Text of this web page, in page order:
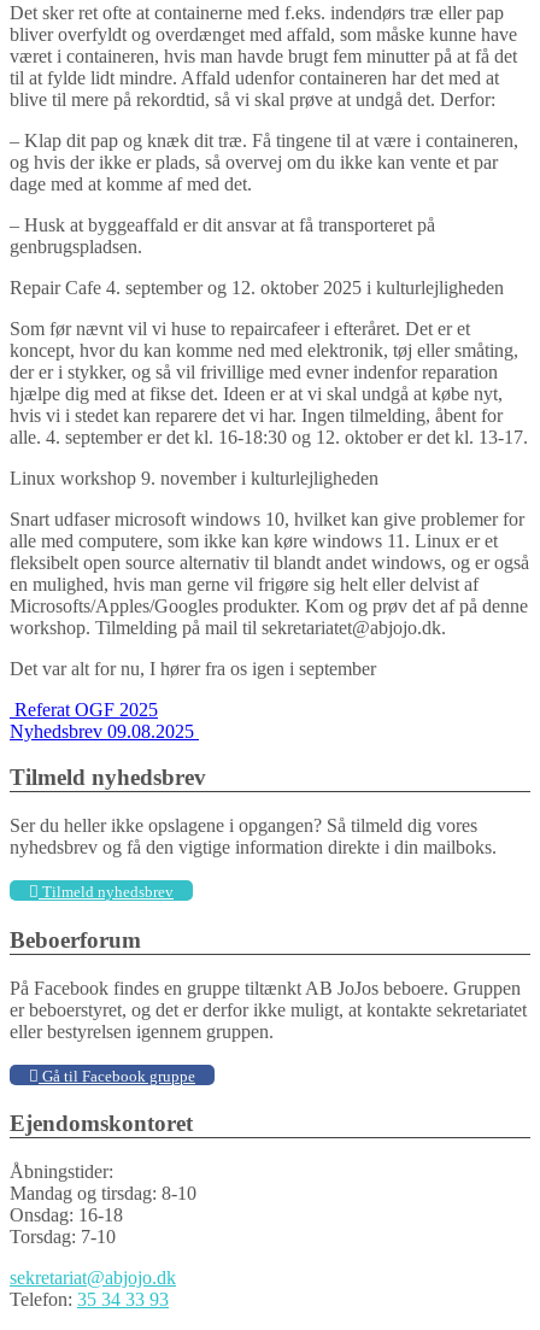
Det sker ret ofte at containerne med f.eks. indendørs træ eller pap
bliver overfyldt og overdænget med affald, som måske kunne have
været i containeren, hvis man havde brugt fem minutter på at få det
til at fylde lidt mindre. Affald udenfor containeren har det med at
blive til mere på rekordtid, så vi skal prøve at undgå det. Derfor:
– Klap dit pap og knæk dit træ. Få tingene til at være i containeren,
og hvis der ikke er plads, så overvej om du ikke kan vente et par
dage med at komme af med det.
– Husk at byggeaffald er dit ansvar at få transporteret på
genbrugspladsen.
Repair Cafe 4. september og 12. oktober 2025 i kulturlejligheden
Som før nævnt vil vi huse to repaircafeer i efteråret. Det er et
koncept, hvor du kan komme ned med elektronik, tøj eller småting,
der er i stykker, og så vil frivillige med evner indenfor reparation
hjælpe dig med at fikse det. Ideen er at vi skal undgå at købe nyt,
hvis vi i stedet kan reparere det vi har. Ingen tilmelding, åbent for
alle. 4. september er det kl. 16-18:30 og 12. oktober er det kl. 13-17.
Linux workshop 9. november i kulturlejligheden
Snart udfaser microsoft windows 10, hvilket kan give problemer for
alle med computere, som ikke kan køre windows 11. Linux er et
fleksibelt open source alternativ til blandt andet windows, og er også
en mulighed, hvis man gerne vil frigøre sig helt eller delvist af
Microsofts/Apples/Googles produkter. Kom og prøv det af på denne
workshop. Tilmelding på mail til sekretariatet@abjojo.dk.
Det var alt for nu, I hører fra os igen i september
Indlægs
navigation
Referat OGF 2025
Nyhedsbrev 09.08.2025
Tilmeld nyhedsbrev
Ser du heller ikke opslagene i opgangen? Så tilmeld dig vores
nyhedsbrev og få den vigtige information direkte i din mailboks.
Tilmeld nyhedsbrev
Beboerforum
På Facebook findes en gruppe tiltænkt AB JoJos beboere. Gruppen
er beboerstyret, og det er derfor ikke muligt, at kontakte sekretariatet
eller bestyrelsen igennem gruppen.
Gå til Facebook gruppe
Ejendomskontoret
Åbningstider:
Mandag og tirsdag: 8-10
Onsdag: 16-18
Torsdag: 7-10
sekretariat@abjojo.dk
Telefon: 35 34 33 93